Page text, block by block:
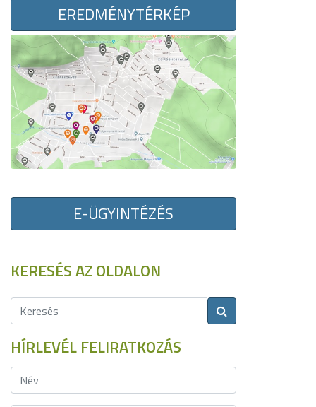
EREDMÉNYTÉRKÉP
E-ÜGYINTÉZÉS
KERESÉS AZ OLDALON
HÍRLEVÉL FELIRATKOZÁS